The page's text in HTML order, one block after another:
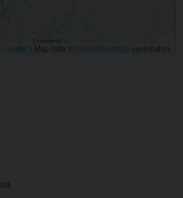
Leaflet | Map data © OpenStreetMap contributors